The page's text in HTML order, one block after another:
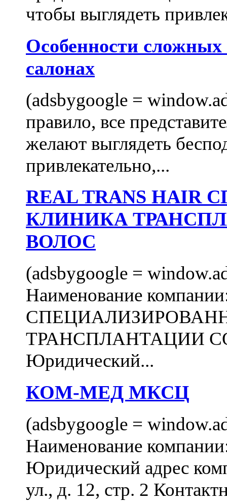
чтобы выглядеть
Особенности
салонах
(adsbygoogle =
правило, все
желают выглядеть
привлекательно,...
REAL TRANS
КЛИНИКА
ВОЛОС
(adsbygoogle =
Наименование
ТРАНСПЛАНТАЦИИ
Юридический...
КОМ-МЕД МКСЦ
(adsbygoogle =
Наименование
Юридический адрес
ул., д. 12, стр. 2